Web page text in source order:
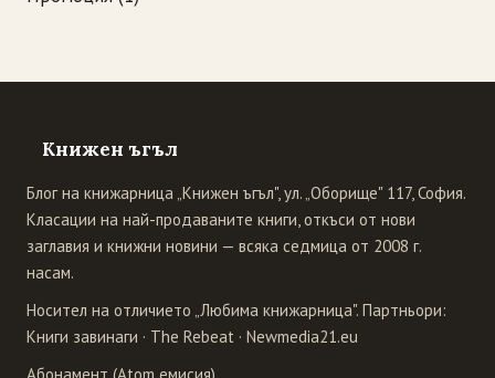
Книжен ъгъл
Блог на книжарница „Книжен ъгъл", ул. „Оборище" 117, София.
Класации на най-продаваните книги, откъси от нови
заглавия и книжни новини — всяка седмица от 2008 г.
насам.
Носител на отличието „Любима книжарница". Партньори:
Книги завинаги · The Rebeat · Newmedia21.eu